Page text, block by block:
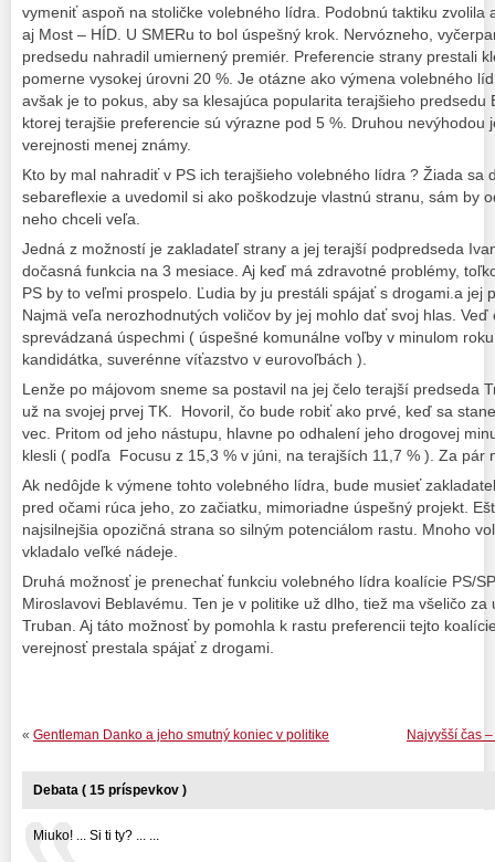
vymeniť aspoň na stoličke volebného lídra. Podobnú taktiku zvolila
aj Most – HÍD. U SMERu to bol úspešný krok. Nervózneho,
predsedu nahradil umiernený premiér. Preferencie strany prestali
pomerne vysokej úrovni 20 %. Je otázne ako výmena volebného
avšak je to pokus, aby sa klesajúca popularita terajšieho predsedu
ktorej terajšie preferencie sú výrazne pod 5 %. Druhou nevýhodou
verejnosti menej známy.
Kto by mal nahradiť v PS ich terajšieho volebného lídra ? Žiada sa
sebareflexie a uvedomil si ako poškodzuje vlastnú stranu, sám by
neho chceli veľa.
Jedná z možností je zakladateľ strany a jej terajší podpredseda
dočasná funkcia na 3 mesiace. Aj keď má zdravotné problémy,
PS by to veľmi prospelo. Ľudia by ju prestáli spájať s drogami.a jej
Najmä veľa nerozhodnutých voličov by jej mohlo dať svoj hlas. Veď
sprevádzaná úspechmi ( úspešné komunálne voľby v minulom
kandidátka, suverénne víťazstvo v eurovoľbách ).
Lenže po májovom sneme sa postavil na jej čelo terajší predseda
už na svojej prvej TK. Hovoril, čo bude robiť ako prvé, keď sa
vec. Pritom od jeho nástupu, hlavne po odhalení jeho drogovej
klesli ( podľa Focusu z 15,3 % v júni, na terajších 11,7 % ). Za pár
Ak nedôjde k výmene tohto volebného lídra, bude musieť
pred očami rúca jeho, zo začiatku, mimoriadne úspešný projekt.
najsilnejšia opozičná strana so silným potenciálom rastu. Mnoho
vkladalo veľké nádeje.
Druhá možnosť je prenechať funkciu volebného lídra koalície PS/
Miroslavovi Beblavému. Ten je v politike už dlho, tiež ma všeličo
Truban. Aj táto možnosť by pomohla k rastu preferencii tejto
verejnosť prestala spájať z drogami.
Najvyšší čas
« Gentleman Danko a jeho smutný koniec v politike
Debata ( 15 príspevkov )
Miuko! ... Si ti ty? ... ...